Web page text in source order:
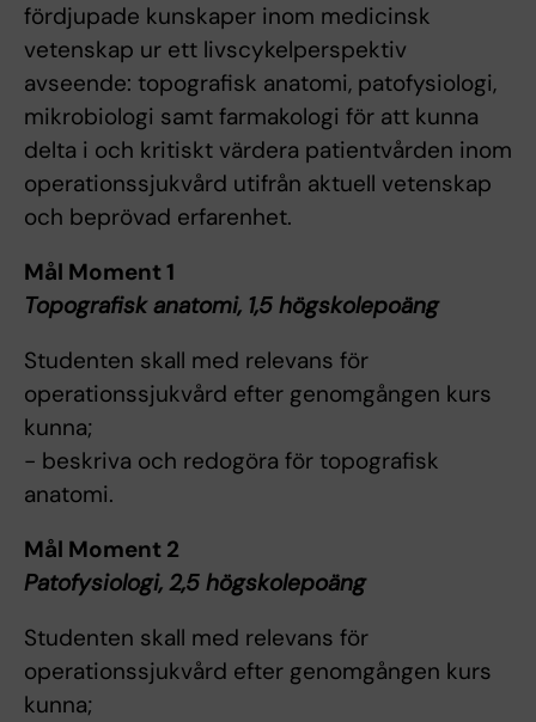
fördjupade kunskaper inom medicinsk
vetenskap ur ett livscykelperspektiv
avseende: topografisk anatomi, patofysiologi,
mikrobiologi samt farmakologi för att kunna
delta i och kritiskt värdera patientvården inom
operationssjukvård utifrån aktuell vetenskap
och beprövad erfarenhet.
Mål Moment 1
Topografisk anatomi, 1,5 högskolepoäng
Studenten skall med relevans för
operationssjukvård efter genomgången kurs
kunna;
- beskriva och redogöra för topografisk
anatomi.
Mål Moment 2
Patofysiologi, 2,5 högskolepoäng
Studenten skall med relevans för
operationssjukvård efter genomgången kurs
kunna;